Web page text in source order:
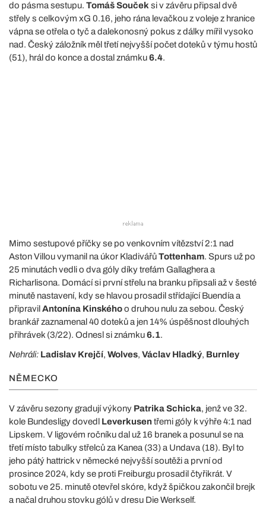
do pásma sestupu. Tomáš Souček si v závěru připsal dvě
střely s celkovým xG 0.16, jeho rána levačkou z voleje z hranice
vápna se otřela o tyč a dalekonosný pokus z dálky mířil vysoko
nad. Český záložník měl třetí nejvyšší počet doteků v týmu hostů
(51), hrál do konce a dostal známku6.4.
Mimo sestupové příčky se po venkovním vítězství 2:1 nad
Aston Villou vymanil na úkor KladivářůTottenham. Spurs už po
25 minutách vedli o dva góly díky trefám Gallaghera a
Richarlisona. Domácí si první střelu na branku připsali až v šesté
minutě nastavení, kdy se hlavou prosadil střídající Buendía a
připravil Antonína Kinskéhoo druhou nulu za sebou. Český
brankář zaznamenal 40 doteků a jen 14% úspěšnost dlouhých
přihrávek (3/22). Odnesl si známku6.1.
Nehráli: Ladislav Krejčí, Wolves, Václav Hladký, Burnley
NĚMECKO
V závěru sezony gradují výkony Patrika Schicka, jenž ve 32.
kole Bundesligy dovedl Leverkusen třemi góly k výhře 4:1 nad
Lipskem. V ligovém ročníku dal už 16 branek a posunul se na
třetí místo tabulky střelců za Kanea (33) a Undava (18). Byl to
jeho pátý hattrick v německé nejvyšší soutěži a první od
prosince 2024, kdy se proti Freiburgu prosadil čtyřikrát. V
sobotu ve 25. minutě otevřel skóre, když špičkou zakončil brejk
a načal druhou stovku gólů v dresu Die Werkself.